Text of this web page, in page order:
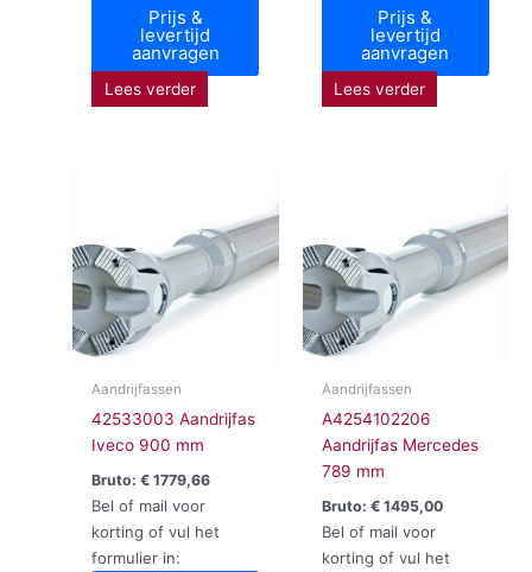
Prijs &
levertijd
aanvragen
Lees verder
Prijs &
levertijd
aanvragen
Lees verder
Aandrijfassen
42533003 Aandrijfas
Iveco 900 mm
Bruto:€ 1779,66
Bel of mail voor
korting of vul het
formulier in:
Aandrijfassen
A4254102206
Aandrijfas Mercedes
789 mm
Bruto: €1495,00
Bel of mail voor
korting of vul het